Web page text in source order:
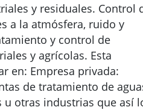
y residuales. Control
a la atmósfera, ruido y
y control de
y agrícolas. Esta
en: Empresa privada:
de tratamiento de
u otras industrias que así